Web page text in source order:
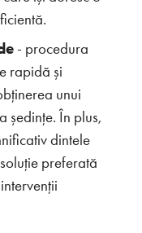
- procedura
rapidă și
unui
ședințe. În plus,
dintele
preferată